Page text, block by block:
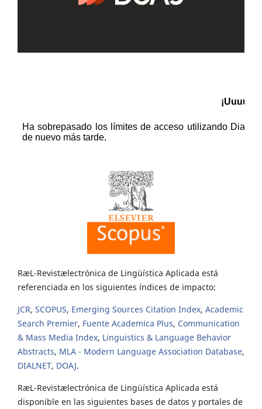
RæL-Revistælectrónica de Lingüística Aplicada está
referenciada en los siguientes índices de impacto:
JCR, SCOPUS, Emerging Sources Citation Index, Academic
Search Premier, Fuente Academica Plus, Communication
& Mass Media Index, Linguistics & Language Behavior
Abstracts, MLA - Modern Language Association Database,
DIALNET, DOAJ.
RæL-Revistælectrónica de Lingüística Aplicada está
disponible en las siguientes bases de datos y portales de